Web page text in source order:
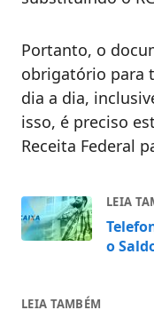
Portanto, o
obrigatório para
dia a dia,
isso, é preciso
Receita Federal
LEIA
o
LEIA TAMBÉM